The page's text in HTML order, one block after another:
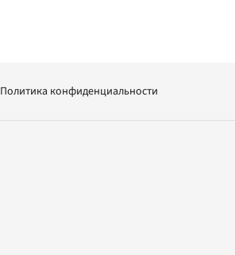
Политика конфиденциальности